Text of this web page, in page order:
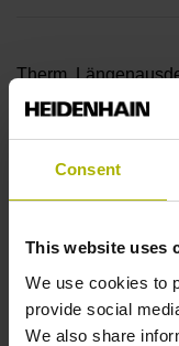
Consent
This website uses
We use cookies to
provide social
We also share
Therm.
~ 10·10-6K-1 Stahl
Genauigkeitsklasse
± 5,0 µm